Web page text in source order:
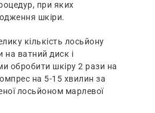
при яких
шкіри.
кількість лосьйону
на ватний диск і
обробити шкіру 2 рази на
на 5-15 хвилин за
лосьйоном марлевої